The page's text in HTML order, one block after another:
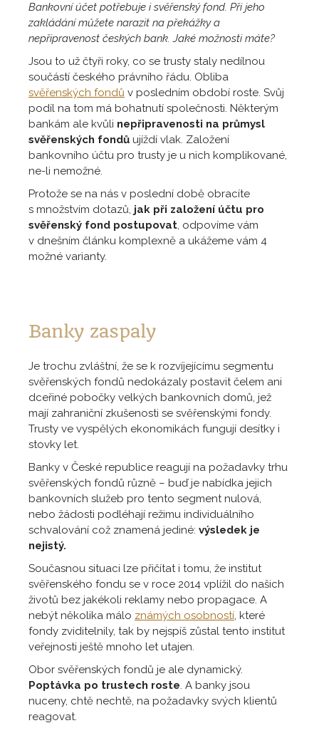
Bankovní účet potřebuje i svěřenský fond. Při jeho
zakládání můžete narazit na překážky a
nepřipravenost českých bank. Jaké možnosti máte?
Jsou to už čtyři roky, co se trusty staly nedílnou
součástí českého právního řádu. Obliba
svěřenských fondů v posledním období roste. Svůj
podíl na tom má bohatnutí společnosti. Některým
bankám ale kvůli nepřipravenosti na průmysl
svěřenských fondů ujíždí vlak. Založení
bankovního účtu pro trusty je u nich komplikované,
ne-li nemožné.
Protože se na nás v poslední době obracíte
s množstvím dotazů, jak při založení účtu pro
svěřenský fond postupovat, odpovíme vám
v dnešním článku komplexně a ukážeme vám 4
možné varianty.
Banky zaspaly
Je trochu zvláštní, že se k rozvíjejícímu segmentu
svěřenských fondů nedokázaly postavit čelem ani
dceřiné pobočky velkých bankovních domů, jež
mají zahraniční zkušenosti se svěřenskými fondy.
Trusty ve vyspělých ekonomikách fungují desítky i
stovky let.
Banky v České republice reagují na požadavky trhu
svěřenských fondů různě – buď je nabídka jejich
bankovních služeb pro tento segment nulová,
nebo žádosti podléhají režimu individuálního
schvalování což znamená jediné: výsledek je
nejistý.
Současnou situaci lze přičítat i tomu, že institut
svěřenského fondu se v roce 2014 vplížil do našich
životů bez jakékoli reklamy nebo propagace. A
nebýt několika málo známých osobností, které
fondy zviditelnily, tak by nejspíš zůstal tento institut
veřejnosti ještě mnoho let utajen.
Obor svěřenských fondů je ale dynamický.
Poptávka po trustech roste. A banky jsou
nuceny, chtě nechtě, na požadavky svých klientů
reagovat.